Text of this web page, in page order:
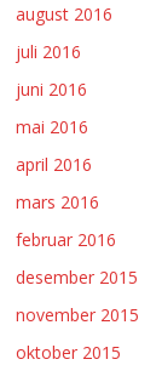
august 2016
juli 2016
juni 2016
mai 2016
april 2016
mars 2016
februar 2016
desember 2015
november 2015
oktober 2015